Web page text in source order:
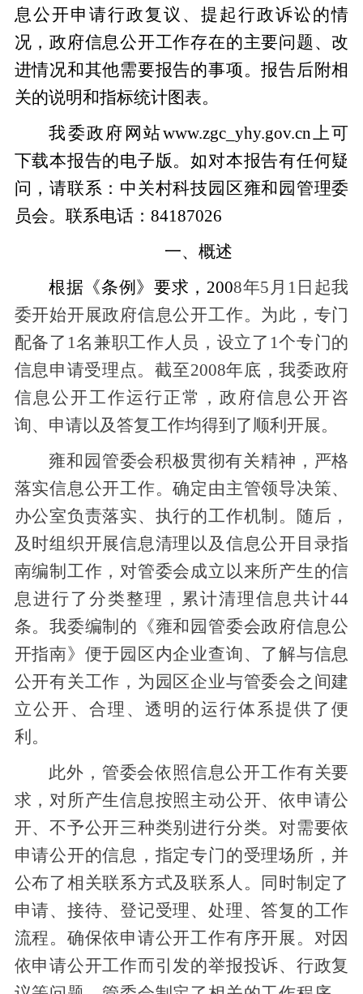
息公开申请行政复议、提起行政诉讼的情
况，政府信息公开工作存在的主要问题、改
进情况和其他需要报告的事项。报告后附相
关的说明和指标统计图表。
我委政府网站www.zgc_yhy.gov.cn上可
下载本报告的电子版。如对本报告有任何疑
问，请联系：中关村科技园区雍和园管理委
员会。联系电话：84187026
一、概述
根据《条例》要求，2008年5月1日起我
委开始开展政府信息公开工作。为此，专门
配备了1名兼职工作人员，设立了1个专门的
信息申请受理点。截至2008年底，我委政府
信息公开工作运行正常，政府信息公开咨
询、申请以及答复工作均得到了顺利开展。
雍和园管委会积极贯彻有关精神，严格
落实信息公开工作。确定由主管领导决策、
办公室负责落实、执行的工作机制。随后，
及时组织开展信息清理以及信息公开目录指
南编制工作，对管委会成立以来所产生的信
息进行了分类整理，累计清理信息共计44
条。我委编制的《雍和园管委会政府信息公
开指南》便于园区内企业查询、了解与信息
公开有关工作，为园区企业与管委会之间建
立公开、合理、透明的运行体系提供了便
利。
此外，管委会依照信息公开工作有关要
求，对所产生信息按照主动公开、依申请公
开、不予公开三种类别进行分类。对需要依
申请公开的信息，指定专门的受理场所，并
公布了相关联系方式及联系人。同时制定了
申请、接待、登记受理、处理、答复的工作
流程。确保依申请公开工作有序开展。对因
依申请公开工作而引发的举报投诉、行政复